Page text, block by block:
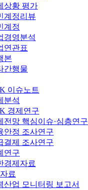
상황 평가
계정리뷰
계정
경영분석
연관표
본
간행물
이슈노트
분석
경제연구
전망 핵심이슈·심층연구
안정 조사연구
결제 조사연구
연구
경제자료
료
산업 모니터링 보고서